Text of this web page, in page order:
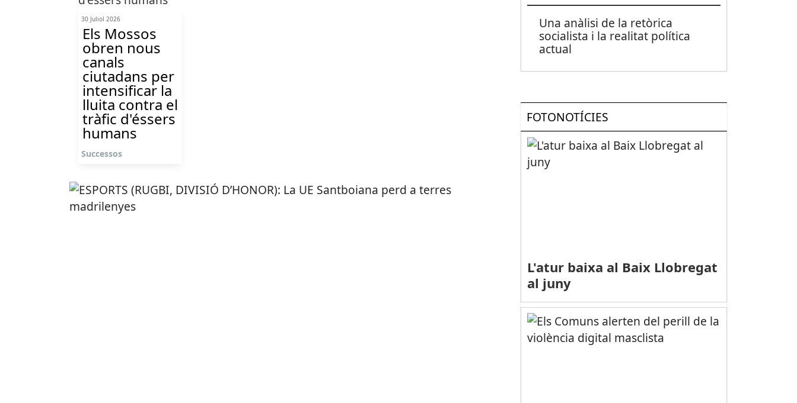
30 Juliol 2026
Els Mossos
obren nous
canals
ciutadans per
intensificar la
lluita contra el
tràfic d'éssers
humans
Successos
Una anàlisi de la retòrica
socialista i la realitat política
actual
FOTONOTÍCIES
L'atur baixa al Baix Llobregat
al juny